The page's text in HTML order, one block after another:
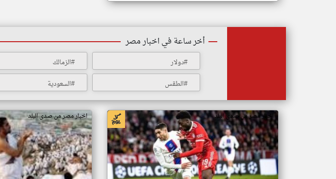
أخر ساعة في اخبار مصر
#دولار #الزمالك
#الطقس
#السعودية
اخبار مصر من صدى البلد اخبار مصر من صدى البلد